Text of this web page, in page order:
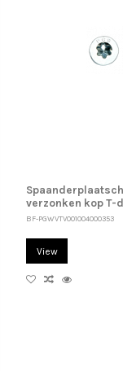
verzonken kop
BF-PGWVTV001004000353
View